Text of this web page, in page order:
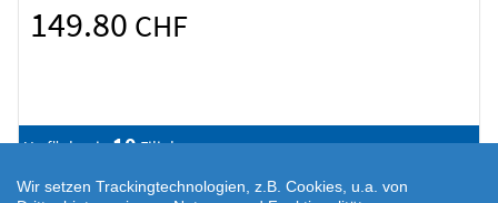
149.80 CHF
Verfügbar in10Filialen
Wir setzen Trackingtechnologien, z.B. Cookies, u.a. von